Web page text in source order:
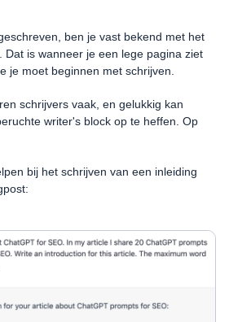
ben je vast bekend met het
Dat is wanneer je een lege pagina ziet
je moet beginnen met schrijven.
schrijvers vaak, en gelukkig kan
writer's block op te heffen. Op
bij het schrijven van een inleiding